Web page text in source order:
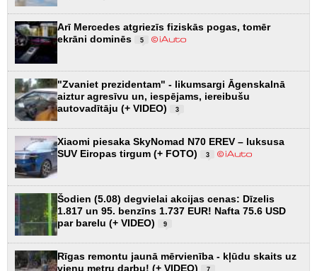
Arī Mercedes atgriezīs fiziskās pogas, tomēr
ekrāni dominēs
5
"Zvaniet prezidentam" - likumsargi Āgenskalnā
aiztur agresīvu un, iespējams, iereibušu
autovadītāju (+ VIDEO)
3
Xiaomi piesaka SkyNomad N70 EREV – luksusa
SUV Eiropas tirgum (+ FOTO)
3
Šodien (5.08) degvielai akcijas cenas: Dīzelis
1.817 un 95. benzīns 1.737 EUR! Nafta 75.6 USD
par barelu (+ VIDEO)
9
Rīgas remontu jaunā mērvienība - kļūdu skaits uz
vienu metru darbu! (+ VIDEO)
7